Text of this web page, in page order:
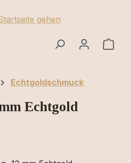
Echtgoldschmuck
Echtgold